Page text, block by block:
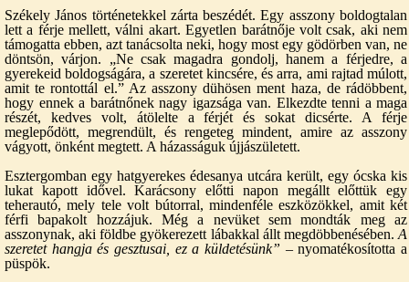
Székely János történetekkel zárta beszédét. Egy asszony boldogtalan
lett a férje mellett, válni akart. Egyetlen barátnője volt csak, aki nem
támogatta ebben, azt tanácsolta neki, hogy most egy gödörben van, ne
döntsön, várjon. „Ne csak magadra gondolj, hanem a férjedre, a
gyerekeid boldogságára, a szeretet kincsére, és arra, ami rajtad múlott,
amit te rontottál el.” Az asszony dühösen ment haza, de rádöbbent,
hogy ennek a barátnőnek nagy igazsága van. Elkezdte tenni a maga
részét, kedves volt, átölelte a férjét és sokat dicsérte. A férje
meglepődött, megrendült, és rengeteg mindent, amire az asszony
vágyott, önként megtett. A házasságuk újjászületett.
Esztergomban egy hatgyerekes édesanya utcára került, egy ócska kis
lukat kapott idővel. Karácsony előtti napon megállt előttük egy
teherautó, mely tele volt bútorral, mindenféle eszközökkel, amit két
férfi bapakolt hozzájuk. Még a nevüket sem mondták meg az
asszonynak, aki földbe gyökerezett lábakkal állt megdöbbenésében. A
szeretet hangja és gesztusai, ez a küldetésünk” – nyomatékosította a
püspök.